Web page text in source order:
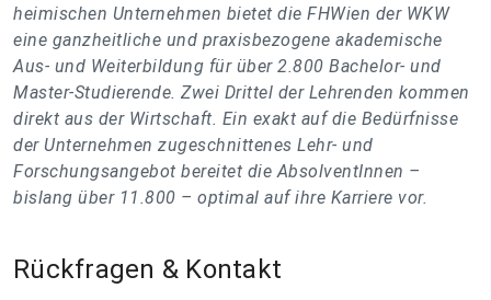
heimischen Unternehmen bietet die FHWien der WKW
eine ganzheitliche und praxisbezogene akademische
Aus- und Weiterbildung für über 2.800 Bachelor- und
Master-Studierende. Zwei Drittel der Lehrenden kommen
direkt aus der Wirtschaft. Ein exakt auf die Bedürfnisse
der Unternehmen zugeschnittenes Lehr- und
Forschungs­angebot bereitet die AbsolventInnen –
bislang über 11.800 – optimal auf ihre Karriere vor.
Rückfragen & Kontakt